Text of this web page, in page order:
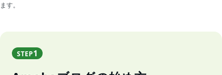
ます。
STEP1